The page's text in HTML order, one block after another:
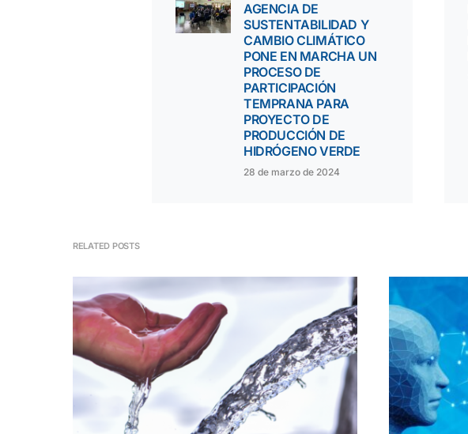
AGENCIA DE
SUSTENTABILIDAD Y
CAMBIO CLIMÁTICO
PONE EN MARCHA UN
PROCESO DE
PARTICIPACIÓN
TEMPRANA PARA
PROYECTO DE
PRODUCCIÓN DE
HIDRÓGENO VERDE
28 de marzo de 2024
RELATED POSTS